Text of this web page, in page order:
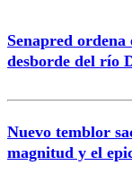
Correo
Senapred ordena
desborde del río
Nuevo temblor
magnitud y el